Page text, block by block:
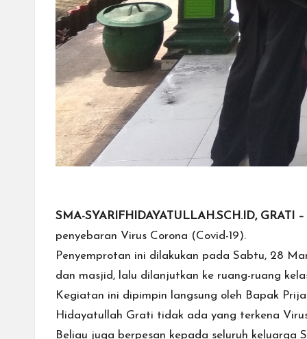
SMA-SYARIFHIDAYATULLAH.SCH.ID, GRATI –
penyebaran Virus Corona (Covid-19).
Penyemprotan ini dilakukan pada Sabtu, 28
dan masjid, lalu dilanjutkan ke ruang-ruang
Kegiatan ini dipimpin langsung oleh Bapak
Hidayatullah Grati tidak ada yang terkena
Beliau juga berpesan kepada seluruh